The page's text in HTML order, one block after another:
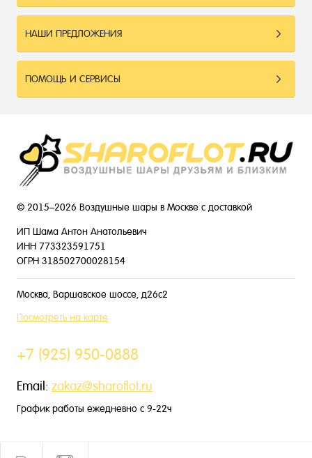
НАШИ ПРЕДЛОЖЕНИЯ
ПОМОЩЬ И СЕРВИСЫ
© 2015–2026 Воздушные шары в Москве с доставкой
ИП Шама Антон Анатольевич
ИНН 773323591751
ОГРН 318502700028154
Москва, Варшавское шоссе, д26с2
Посмотреть на карте
+7 (925) 950-0888
Email: zakaz@sharoflot.ru
График работы ежедневно с 9-22ч